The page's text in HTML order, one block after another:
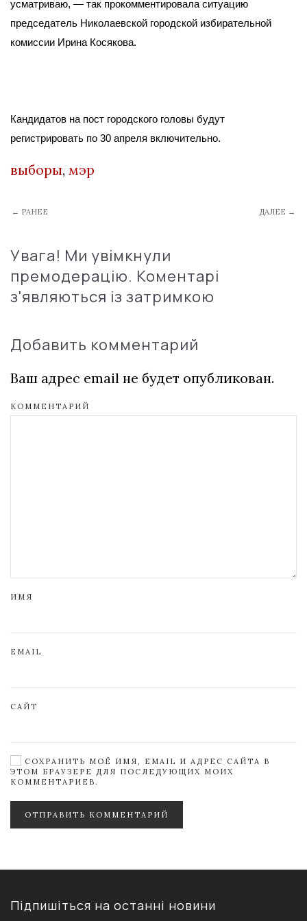
усматриваю, — так прокомментировала ситуацию
председатель Николаевской городской избирательной
комиссии Ирина Косякова.
Кандидатов на пост городского головы будут
регистрировать по 30 апреля включительно.
выборы, мэр
← РАНЕЕ ДАЛЕЕ →
Увага! Ми увімкнули
премодерацію. Коментарі
з'являються із затримкою
Добавить комментарий
Ваш адрес email не будет опубликован.
КОММЕНТАРИЙ
ИМЯ
EMAIL
САЙТ
СОХРАНИТЬ МОЁ ИМЯ, EMAIL И АДРЕС САЙТА В
ЭТОМ БРАУЗЕРЕ ДЛЯ ПОСЛЕДУЮЩИХ МОИХ
КОММЕНТАРИЕВ.
ОТПРАВИТЬ КОММЕНТАРИЙ
Підпишіться на останні новини